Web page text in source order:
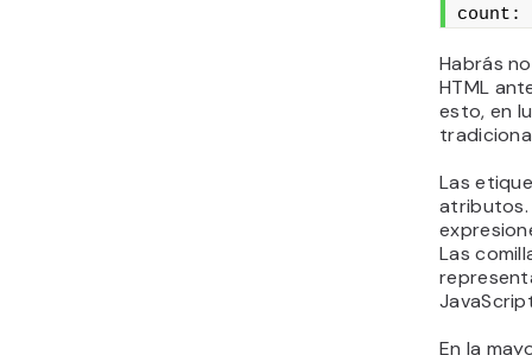
count:
Habrás
HTML
esto, en
Las
atributos.
Las
En la